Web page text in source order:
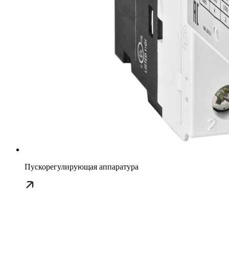
Пускорегулирующая аппаратура